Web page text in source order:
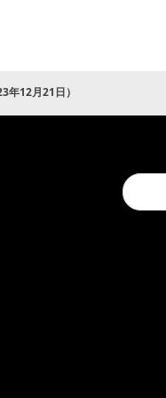
年12月21日）
Conduct
a
search